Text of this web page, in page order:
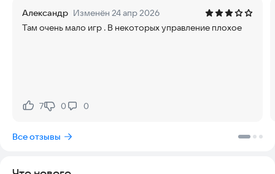
нужно! Вы можете играть дома, в дороге или в любом
другом месте, где нет доступа к сети. Выбирайте игры на
• Разнообразие жанров: В нашей коллекции представлены
головоломки и многое другое.
Александр Изменён 24 апр 2026
Там очень мало игр . В некоторых управление плохое
Нравится:
7Не нравится:
0 0
Все отзывы